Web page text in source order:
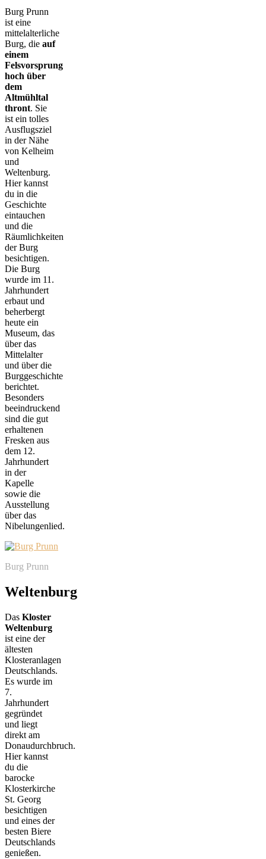
Burg Prunn
ist eine
mittelalterliche
Burg, die auf
einem
Felsvorsprung
hoch über
dem
Altmühltal
thront. Sie
ist ein tolles
Ausflugsziel
in der Nähe
von Kelheim
und
Weltenburg.
Hier kannst
du in die
Geschichte
eintauchen
und die
Räumlichkeiten
der Burg
besichtigen.
Die Burg
wurde im 11.
Jahrhundert
erbaut und
beherbergt
heute ein
Museum, das
über das
Mittelalter
und über die
Burggeschichte
berichtet.
Besonders
beeindruckend
sind die gut
erhaltenen
Fresken aus
dem 12.
Jahrhundert
in der
Kapelle
sowie die
Ausstellung
über das
Nibelungenlied.
Burg Prunn
Weltenburg
Das Kloster
Weltenburg
ist eine der
ältesten
Klosteranlagen
Deutschlands.
Es wurde im
7.
Jahrhundert
gegründet
und liegt
direkt am
Donaudurchbruch.
Hier kannst
du die
barocke
Klosterkirche
St. Georg
besichtigen
und eines der
besten Biere
Deutschlands
genießen.